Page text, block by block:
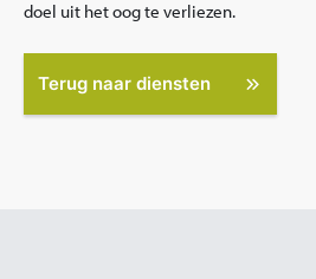
doel uit het oog te verliezen.
Terug naar diensten